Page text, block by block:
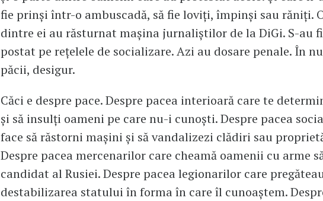
fie prinși într-o ambuscadă, să fie loviți, împinși sau răniți.
dintre ei au răsturnat mașina jurnaliștilor de la DiGi. S-au
postat pe rețelele de socializare. Azi au dosare penale. În
păcii, desigur.
Căci e despre pace. Despre pacea interioară care te
și să insulți oameni pe care nu-i cunoști. Despre pacea
face să răstorni mașini și să vandalizezi clădiri sau
Despre pacea mercenarilor care cheamă oamenii cu arme
candidat al Rusiei. Despre pacea legionarilor care
destabilizarea statului în forma în care îl cunoaștem.